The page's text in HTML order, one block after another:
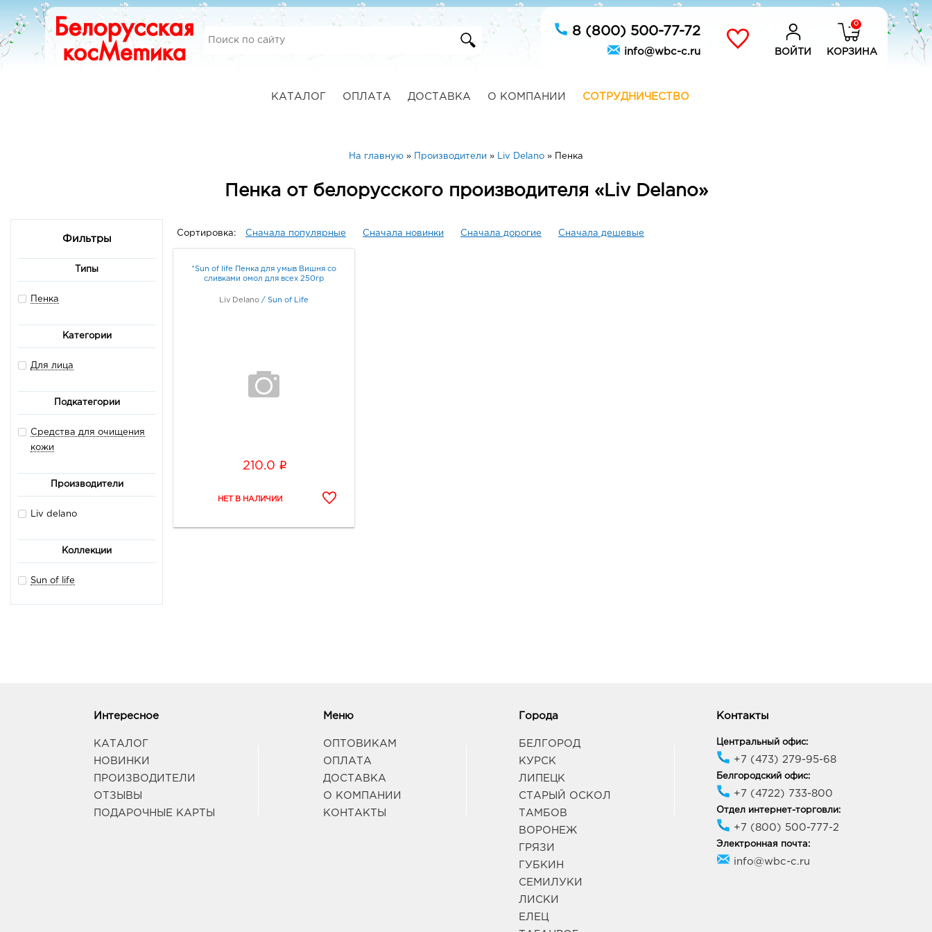
8 (800) 500-77-72
info@wbc-c.ru ВОЙТИ
0
КОРЗИНА
КАТАЛОГ ОПЛАТА ДОСТАВКА О КОМПАНИИ СОТРУДНИЧЕСТВО
На главную » Производители » Liv Delano » Пенка
Пенка от белорусского производителя «Liv Delano»
Фильтры
Типы
Пенка
Категории
Для лица
Подкатегории
Средства для очищения
кожи
Производители
Liv delano
Коллекции
Sun of life
Сортировка: Сначала популярные Сначала новинки Сначала дорогие Сначала дешевые
*Sun of life Пенка для умыв Вишня со
сливками омол для всех 250гр
Liv Delano / Sun of Life
210.0 i
Интересное
КАТАЛОГ
НОВИНКИ
ПРОИЗВОДИТЕЛИ
ОТЗЫВЫ
ПОДАРОЧНЫЕ КАРТЫ
Меню
ОПТОВИКАМ
ОПЛАТА
ДОСТАВКА
О КОМПАНИИ
КОНТАКТЫ
Города
БЕЛГОРОД
КУРСК
ЛИПЕЦК
СТАРЫЙ ОСКОЛ
ТАМБОВ
ВОРОНЕЖ
ГРЯЗИ
ГУБКИН
СЕМИЛУКИ
ЛИСКИ
ЕЛЕЦ
Контакты
Центральный офис:
+7 (473) 279-95-68
Белгородский офис:
+7 (4722) 733-800
Отдел интернет-торговли:
+7 (800) 500-777-2
Электронная почта:
info@wbc-c.ru